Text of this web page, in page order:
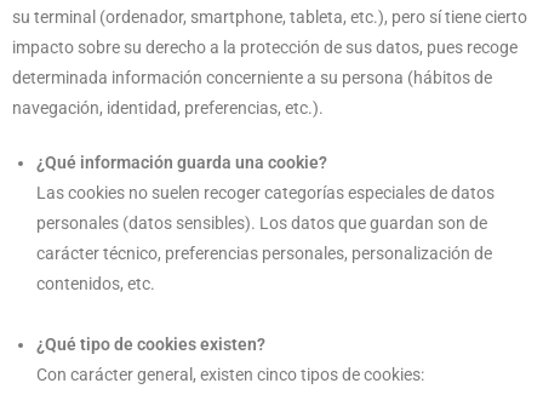
su terminal (ordenador, smartphone, tableta, etc.), pero sí tiene cierto
impacto sobre su derecho a la protección de sus datos, pues recoge
determinada información concerniente a su persona (hábitos de
navegación, identidad, preferencias, etc.).
¿Qué información guarda una cookie?
Las cookies no suelen recoger categorías especiales de datos
personales (datos sensibles). Los datos que guardan son de
carácter técnico, preferencias personales, personalización de
contenidos, etc.
¿Qué tipo de cookies existen?
Con carácter general, existen cinco tipos de cookies: